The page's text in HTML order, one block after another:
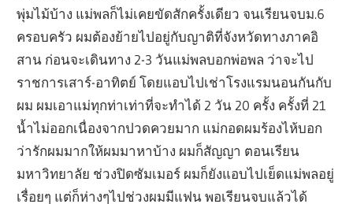
พุ่มไม้บ้าง แม่พลก็ไม่เคยขัดสักครั้งเดียว จนเรียนจบม.6
ครอบครัว ผมต้องย้ายไปอยู่กับญาติที่จังหวัดทางภาคอิ
สาน ก่อนจะเดินทาง 2-3 วันแม่พลบอกพ่อพล ว่าจะไป
ราชการเสาร์-อาทิตย์ โดยแอบไปเช่าโรงแรมนอนกันกับ
ผม ผมเอาแม่ทุกท่าเท่าที่จะทำได้ 2 วัน 20 ครั้ง ครั้งที่ 21
น้ำไม่ออกเนื่องจากปวดควยมาก แม่กอดผมร้องไห้บอก
ว่ารักผมมากให้ผมมาหาบ้าง ผมก็สัญญา ตอนเรียน
มหาวิทยาลัย ช่วงปิดซัมเมอร์ ผมก็ยังแอบไปเย็ดแม่พลอยู่
เรื่อยๆ แต่ก็ห่างๆไปช่วงผมมีแฟน พอเรียนจบแล้วได้